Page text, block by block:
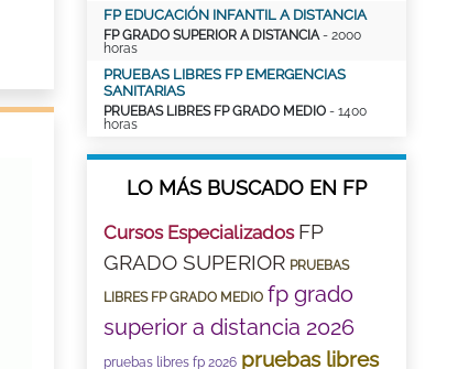
FP EDUCACIÓN INFANTIL A DISTANCIA
FP GRADO SUPERIOR A DISTANCIA- 2000
horas
PRUEBAS LIBRES FP EMERGENCIAS
SANITARIAS
PRUEBAS LIBRES FP GRADO MEDIO - 1400
horas
LO MÁS BUSCADO EN FP
Cursos Especializados FP
GRADO SUPERIOR PRUEBAS
LIBRES FP GRADO MEDIO fp grado
superior a distancia 2026
pruebas libres fp 2026 pruebas libres